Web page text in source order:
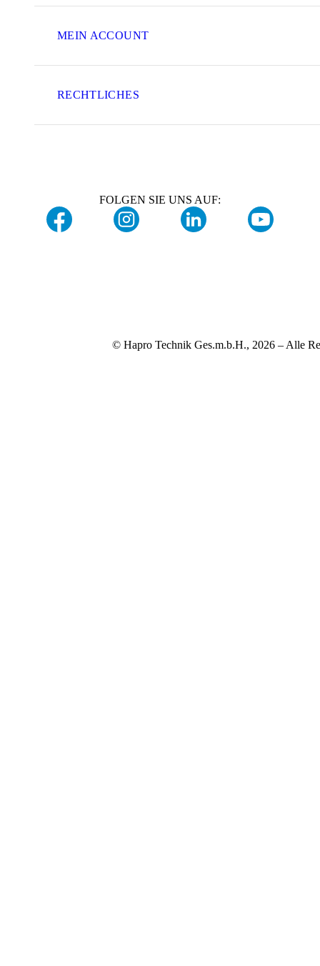
MEIN ACCOUNT
RECHTLICHES
FOLGEN SIE UNS AUF:
© Hapro Technik Ges.m.b.H., 2026 – Alle